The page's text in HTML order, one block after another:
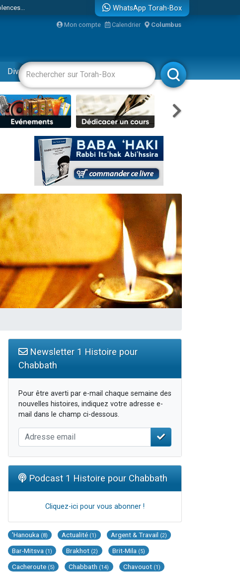
WhatsApp Torah-Box
Mon compte Calendrier Columbus
Divertissements Livres Rabbanim
Newsletter 1 Histoire pour
Chabbath
Pour être averti par e-mail chaque semaine des
nouvelles histoires, indiquez votre adresse e-
mail dans le champ ci-dessous.
Podcast 1 Histoire pour Chabbath
Cliquez-ici pour vous abonner !
'Hanouka (8) Actualité (1) Argent & Travail (2)
Bar-Mitsva (1) Brakhot (2) Brit-Mila (5)
Cacheroute (5) Chabbath (14) Chavouot (1)